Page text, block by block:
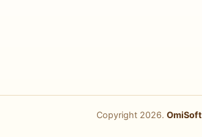
Copyright 2026. OmiSoft